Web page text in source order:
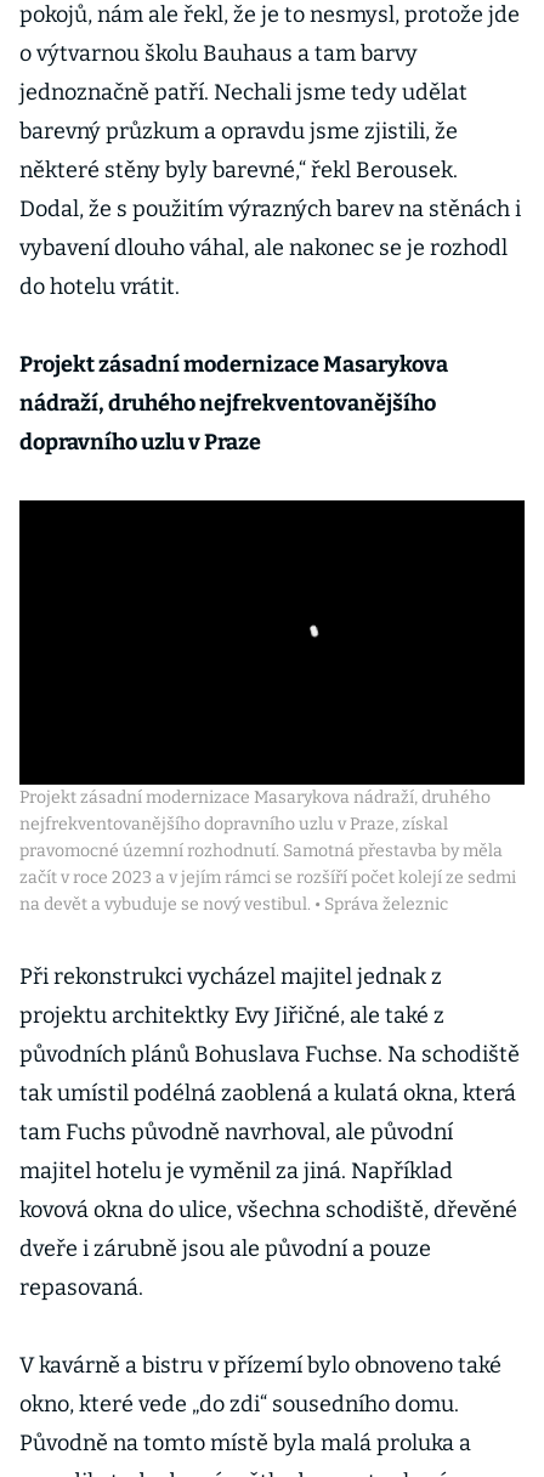
pokojů, nám ale řekl, že je to nesmysl, protože jde
o výtvarnou školu Bauhaus a tam barvy
jednoznačně patří. Nechali jsme tedy udělat
barevný průzkum a opravdu jsme zjistili, že
některé stěny byly barevné,“ řekl Berousek.
Dodal, že s použitím výrazných barev na stěnách i
vybavení dlouho váhal, ale nakonec se je rozhodl
do hotelu vrátit.
Projekt zásadní modernizace Masarykova
nádraží, druhého nejfrekventovanějšího
dopravního uzlu v Praze
Projekt zásadní modernizace Masarykova nádraží, druhého
nejfrekventovanějšího dopravního uzlu v Praze, získal
pravomocné územní rozhodnutí. Samotná přestavba by měla
začít v roce 2023 a v jejím rámci se rozšíří počet kolejí ze sedmi
na devět a vybuduje se nový vestibul. • Správa železnic
Při rekonstrukci vycházel majitel jednak z
projektu architektky Evy Jiřičné, ale také z
původních plánů Bohuslava Fuchse. Na schodiště
tak umístil podélná zaoblená a kulatá okna, která
tam Fuchs původně navrhoval, ale původní
majitel hotelu je vyměnil za jiná. Například
kovová okna do ulice, všechna schodiště, dřevěné
dveře i zárubně jsou ale původní a pouze
repasovaná.
V kavárně a bistru v přízemí bylo obnoveno také
okno, které vede „do zdi“ sousedního domu.
Původně na tomto místě byla malá proluka a